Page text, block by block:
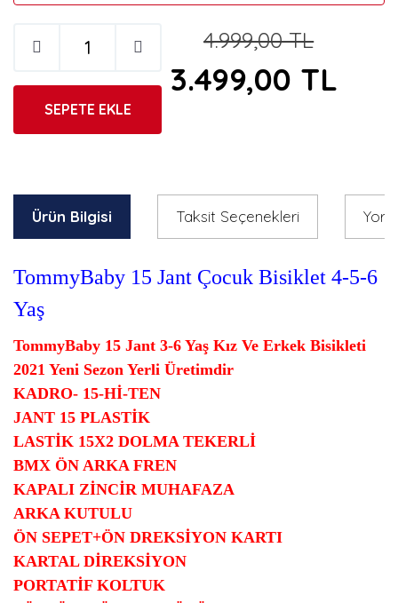
4.999,00 TL
3.499,00 TL
SEPETE EKLE
Ürün Bilgisi Taksit Seçenekleri
TommyBaby 15 Jant Çocuk Bisiklet 4-5-6
Yaş
TommyBaby 15 Jant 3-6 Yaş Kız Ve Erkek Bisikleti
2021 Yeni Sezon Yerli Üretimdir
KADRO- 15-Hİ-TEN
JANT 15 PLASTİK
LASTİK 15X2 DOLMA TEKERLİ
BMX ÖN ARKA FREN
KAPALI ZİNCİR MUHAFAZA
ARKA KUTULU
ÖN SEPET+ÖN DREKSİYON KARTI
KARTAL DİREKSİYON
PORTATİF KOLTUK